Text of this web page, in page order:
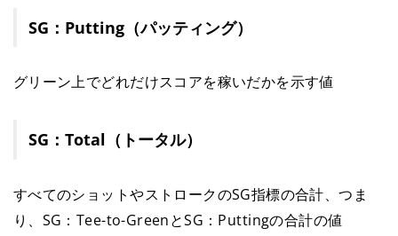
SG：Putting（パッティング）
グリーン上でどれだけスコアを稼いだかを示す値
SG：Total（トータル）
すべてのショットやストロークのSG指標の合計、つま
り、SG：Tee-to-GreenとSG：Puttingの合計の値